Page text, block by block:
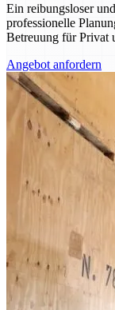
Ein reibungsloser
professionelle
Betreuung für Privat
Angebot anfordern